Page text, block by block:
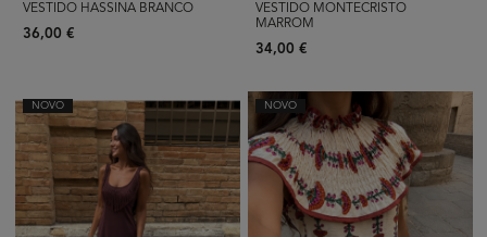
VESTIDO HASSINA BRANCO
36,00 €
VESTIDO MONTECRISTO
MARROM
34,00 €
NOVO NOVO